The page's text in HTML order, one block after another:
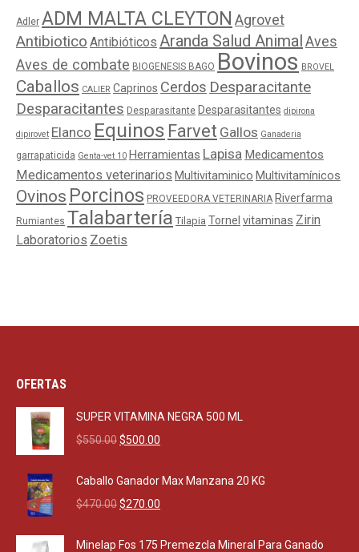
Adler ADM MALTA CLEYTON Agrovet
Antibiotico Antibióticos Aranda Salud AnimalAves
Aves de combate BIOGENESIS BAGO Bovinos BROVEL
Caballos CALIER Caprinos Cerdos Desparacitante
Desparacitantes Desparasitante Desparasitantes dipirona
dipirovet Elanco Equinos Farvet Gallos Ganaderia
garrapaticida Genta-vet 10 Herramientas Lapisa Medicamentos
Medicamentos veterinarios Multivitaminico Multivitamínicos
Ovinos Porcinos PROVEEDORA VETERINARIA Riverfarma
Rumiantes Talabartería Tilapia Tornel vitaminas Zirin
Laboratorios Zoetis
OFERTAS
SUPER VITAMINA NEGRA 500 ML
$550.00Original
was:
$550.00.
$500.00
is:
Caballo Ganador Max Manzana 20 KG
$470.00Original
was:
$270.00
is:
Minelap Fos 175 Premezcla Mineral Para Ganado